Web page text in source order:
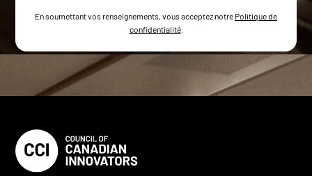
En soumettant vos renseignements, vous acceptez notre Politique de
confidentialité.